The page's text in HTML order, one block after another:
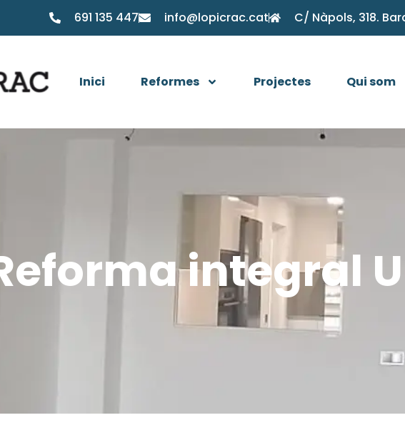
691 135 447 info@lopicrac.cat C/ Nàpols, 318.
Inici Reformes Projectes Qui som
integral